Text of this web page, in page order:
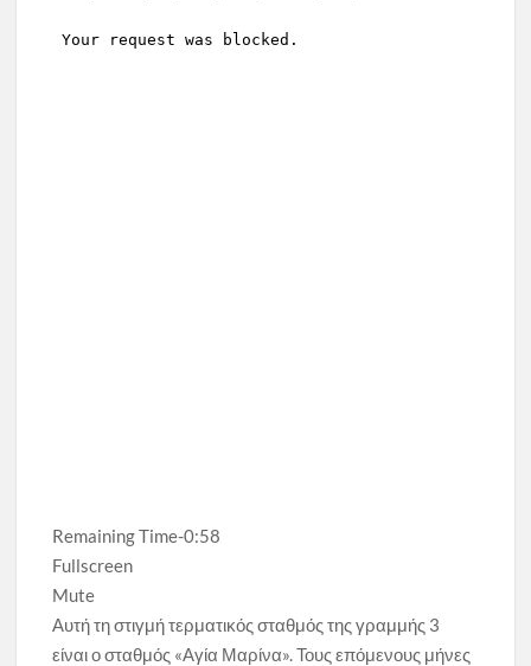
Remaining Time-0:58
Fullscreen
Mute
Αυτή τη στιγμή τερματικός σταθμός της γραμμής 3
είναι ο σταθμός «Αγία Μαρίνα». Τους επόμενους μήνες